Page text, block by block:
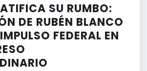
SU RUMBO:
DE RUBÉN BLANCO
FEDERAL EN